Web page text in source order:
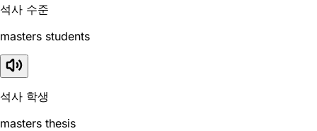
석사 수준
masters students
석사 학생
masters thesis